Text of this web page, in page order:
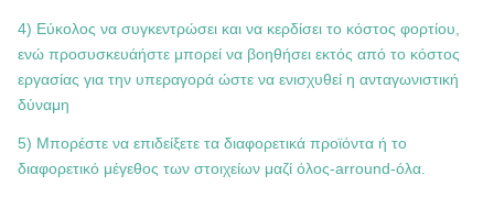
4) Εύκολος να συγκεντρώσει και να κερδίσει το κόστος φορτίου,
ενώ προσυσκευάήστε μπορεί να βοηθήσει εκτός από το κόστος
εργασίας για την υπεραγορά ώστε να ενισχυθεί η ανταγωνιστική
δύναμη
5) Μπορέστε να επιδείξετε τα διαφορετικά προϊόντα ή το
διαφορετικό μέγεθος των στοιχείων μαζί όλος-arround-όλα.